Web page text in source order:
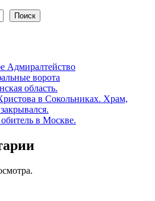
Поиск
Адмиралтейство
ворота
область.
в Сокольниках. Храм,
в Москве.